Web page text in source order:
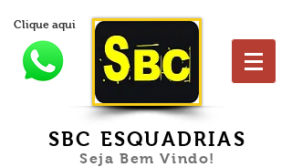
SBC ESQUADRIAS
Seja Bem Vindo!
Clique aqui